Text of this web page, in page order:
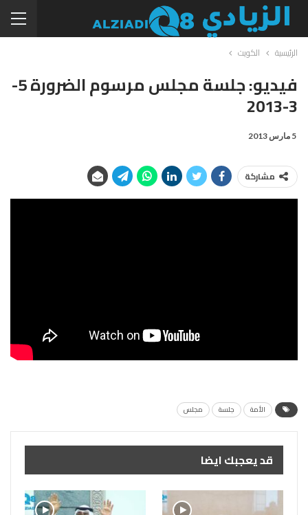
الرئيسية الكويت
فيديو: جلسة مجلس مرسوم الضرورة 5-
3-2013
5 مارس 2013
مشاركة
الأمة جلسة مجلس
قد يعجبك ايضا